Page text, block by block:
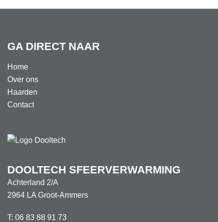
GA DIRECT NAAR
Home
Over ons
Haarden
Contact
DOOLTECH SFEERVERWARMING
Achterland 2/A
2964 LA Groot-Ammers
T: 06 83 88 91 73